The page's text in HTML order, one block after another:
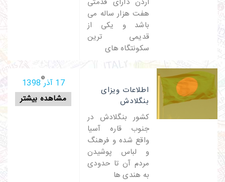
هفت هزار ساله می
باشد و یکی از
قدیمی ترین
سکونتگاه های
17 آذر 1398
مشاهده بیشتر
اطلاعات ویزای
بنگلادش
کشور بنگلادش در
جنوب قاره آسیا
واقع شده و فرهنگ
و لباس پوشیدن
مردم آن تا حدودی
به هندی ها